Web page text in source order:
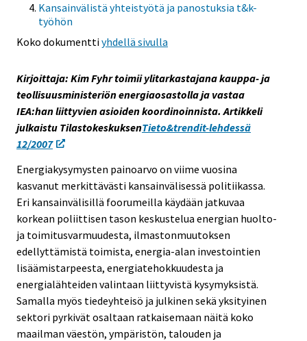
Kansainvälistä yhteistyötä ja panostuksia t&k-
työhön
Koko dokumenttiyhdellä sivulla
Kirjoittaja: Kim Fyhr toimii ylitarkastajana kauppa- ja
teollisuusministeriön energiaosastolla ja vastaa
IEA:han liittyvien asioiden koordinoinnista. Artikkeli
julkaistu TilastokeskuksenTieto&trendit-lehdessä
12/2007
Energiakysymysten painoarvo on viime vuosina
kasvanut merkittävästi kansainvälisessä politiikassa.
Eri kansainvälisillä foorumeilla käydään jatkuvaa
korkean poliittisen tason keskustelua energian huolto-
ja toimitusvarmuudesta, ilmastonmuutoksen
edellyttämistä toimista, energia-alan investointien
lisäämistarpeesta, energiatehokkuudesta ja
energialähteiden valintaan liittyvistä kysymyksistä.
Samalla myös tiedeyhteisö ja julkinen sekä yksityinen
sektori pyrkivät osaltaan ratkaisemaan näitä koko
maailman väestön, ympäristön, talouden ja